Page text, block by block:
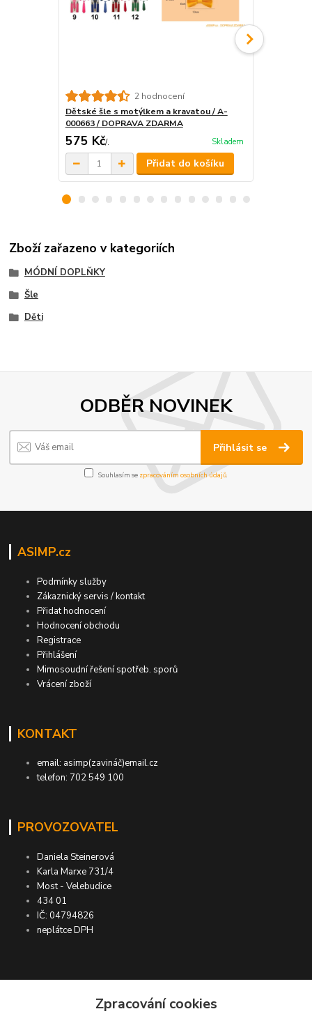
2 hodnocení
Dětské šle s motýlkem a kravatou / A-
000663 / DOPRAVA ZDARMA
575 Kč/. Skladem
Přidat do košíku
Zboží zařazeno v kategoriích
MÓDNÍ DOPLŇKY
Šle
Děti
ODBĚR NOVINEK
Přihlásit se
Souhlasím se zpracováním osobních údajů.
ASIMP.cz
Podmínky služby
Zákaznický servis / kontakt
Přidat hodnocení
Hodnocení obchodu
Registrace
Přihlášení
Mimosoudní řešení spotřeb. sporů
Vrácení zboží
KONTAKT
email: asimp(zavináč)email.cz
telefon: 702 549 100
PROVOZOVATEL
Daniela Steinerová
Karla Marxe 731/4
Most - Velebudice
434 01
IČ: 04794826
neplátce DPH
ASIMP.cz
Zpracování cookies